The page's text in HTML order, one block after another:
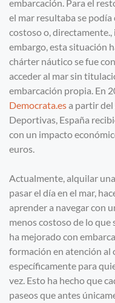
embarcación. Para el
el mar resultaba se
costoso o, directamente.,
embargo, esta situación
chárter náutico se fue
acceder al mar sin
embarcación propia. En
Democrata.esa partir
Deportivas, España
con un impacto
euros.
Actualmente, alquilar
pasar el día en el mar,
aprender a navegar con
menos costoso de lo que
ha mejorado con
formación en atención al
específicamente para
vez. Esto ha hecho que
paseos que antes